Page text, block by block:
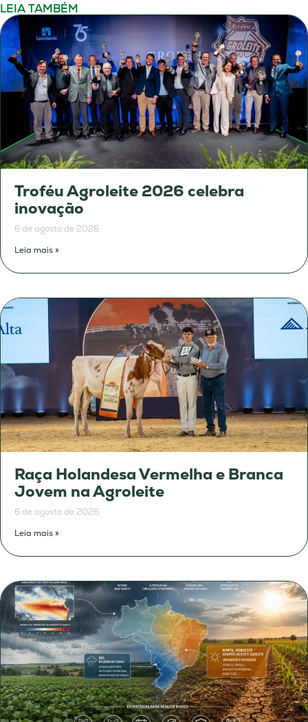
LEIA TAMBÉM
Troféu Agroleite 2026 celebra
inovação
6 de agosto de 2026
Leia mais »
Raça Holandesa Vermelha e Branca
Jovem na Agroleite
6 de agosto de 2026
Leia mais »